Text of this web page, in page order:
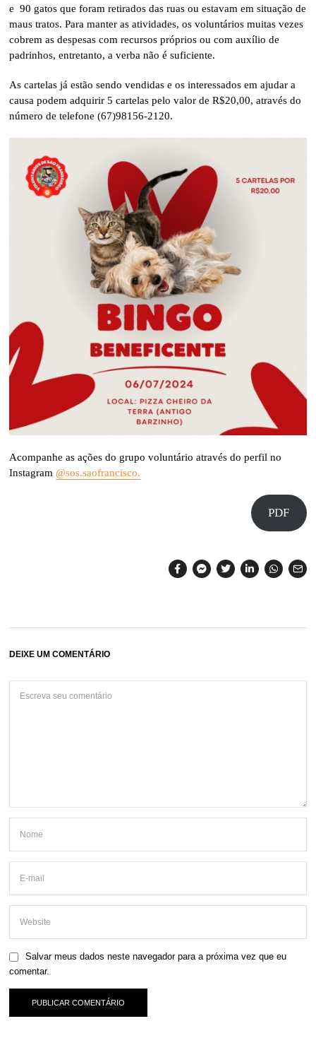
e 90 gatos que foram retirados das ruas ou estavam em situação de
maus tratos. Para manter as atividades, os voluntários muitas vezes
cobrem as despesas com recursos próprios ou com auxílio de
padrinhos, entretanto, a verba não é suficiente.
As cartelas já estão sendo vendidas e os interessados em ajudar a
causa podem adquirir 5 cartelas pelo valor de R$20,00, através do
número de telefone (67)98156-2120.
Acompanhe as ações do grupo voluntário através do perfil no
Instagram@sos.saofrancisco.
PDF
DEIXE UM COMENTÁRIO
Salvar meus dados neste navegador para a próxima vez que eu
comentar.